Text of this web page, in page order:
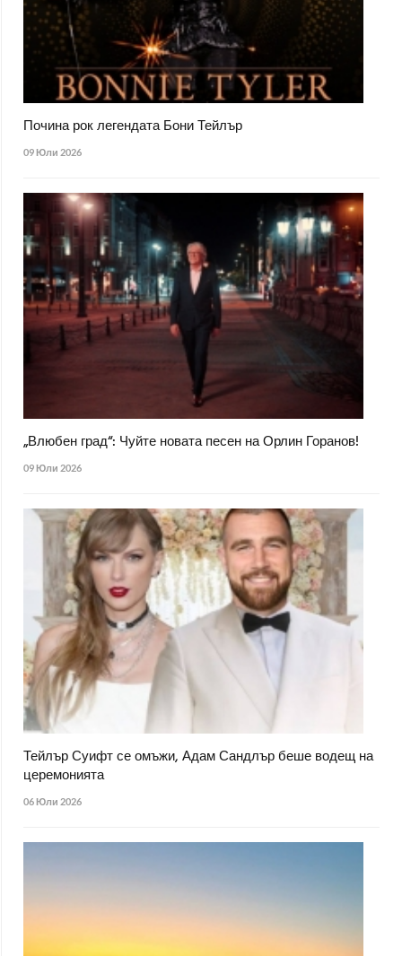
Почина рок легендата Бони Тейлър
09 Юли 2026
„Влюбен град“: Чуйте новата песен на Орлин Горанов!
09 Юли 2026
Тейлър Суифт се омъжи, Адам Сандлър беше водещ на
церемонията
06 Юли 2026